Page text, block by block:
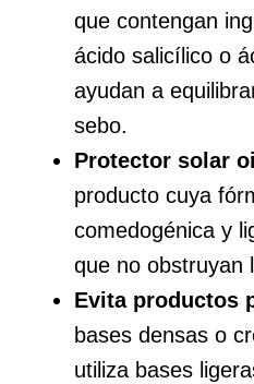
que contengan
ácido salicílico o
ayudan a
sebo.
Protector solar
producto cuya
comedogénica y
que no obstruyan
Evita productos
bases densas o
utiliza bases